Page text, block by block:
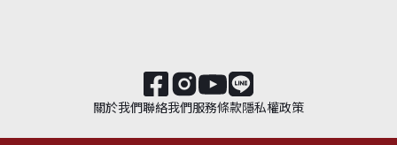
關於我們聯絡我們服務條款隱私權政策